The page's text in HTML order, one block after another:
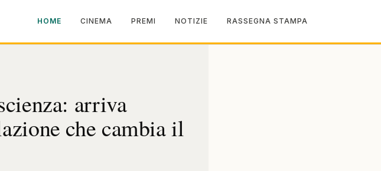
HOME CINEMA PREMI NOTIZIE RASSEGNA STAMPA
arriva
che cambia il